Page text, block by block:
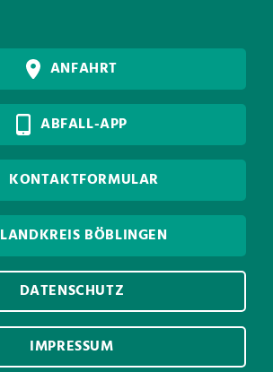
ANFAHRT
ABFALL-APP
KONTAKTFORMULAR
LANDKREIS BÖBLINGEN
DATENSCHUTZ
IMPRESSUM